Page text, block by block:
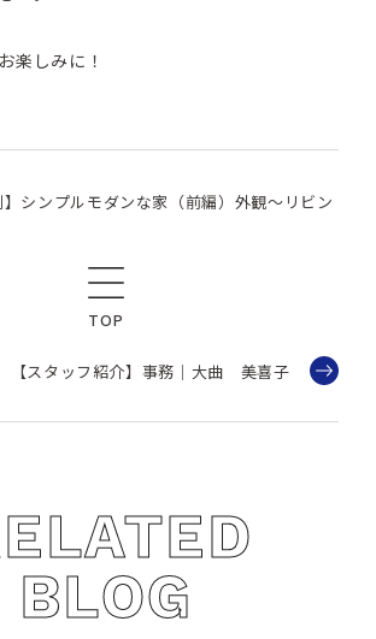
楽しみに！
】シンプルモダンな家（前編）外観〜リビン
TOP
【スタッフ紹介】事務｜大曲 美喜子
BLOG